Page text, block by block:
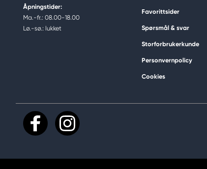
Åpningstider:
Ma.-fr.: 08.00-18.00
Lø.-sø.: lukket
Favorittsider
Spørsmål & svar
Storforbrukerkunde
Personvernpolicy
Cookies